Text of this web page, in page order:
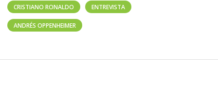
CRISTIANO RONALDO ENTREVISTA
ANDRÉS OPPENHEIMER